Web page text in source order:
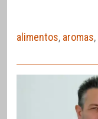
alimentos, aromas,